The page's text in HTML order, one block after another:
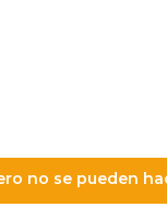
no se pueden